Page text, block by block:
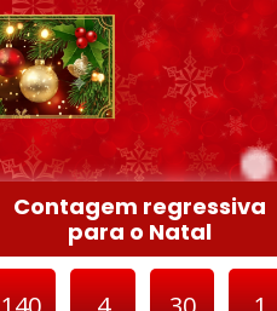
Contagem regressiva
para o Natal